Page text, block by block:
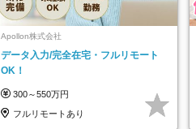
Apollon株式会社
データ入力/完全在宅・フルリモート
OK！
300～550万円
フルリモートあり